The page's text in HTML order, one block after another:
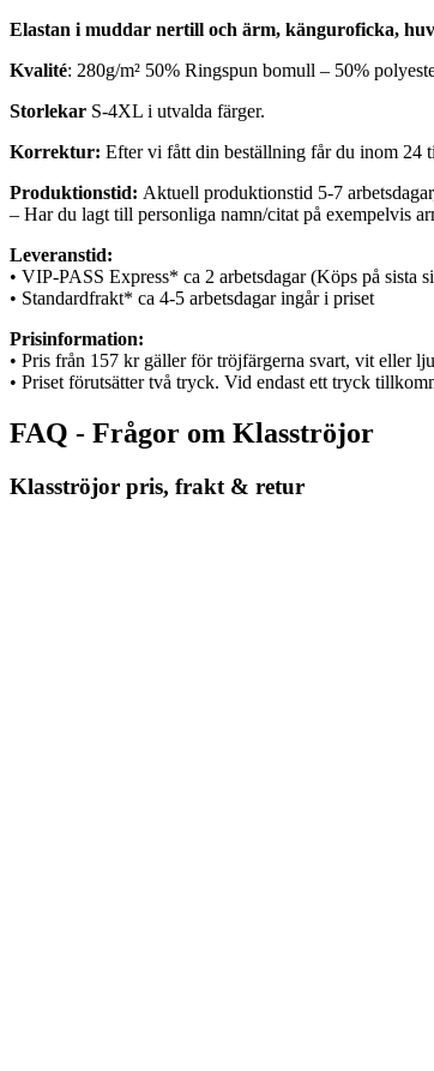
Elastan i muddar nertill och ärm, känguroficka,
Kvalité: 280g/m² 50% Ringspun bomull – 50%
Storlekar S-4XL i utvalda färger.
Korrektur: Efter vi fått din beställning får du inom 24
Produktionstid: Aktuell produktionstid 5-7
– Har du lagt till personliga namn/citat på exempelvis
Leveranstid:
• VIP-PASS Express* ca 2 arbetsdagar (Köps på sista
• Standardfrakt* ca 4-5 arbetsdagar ingår i priset
Prisinformation:
• Pris från 157 kr gäller för tröjfärgerna svart, vit eller
• Priset förutsätter två tryck. Vid endast ett tryck
FAQ - Frågor om Klasströjor
Klasströjor pris, frakt & retur